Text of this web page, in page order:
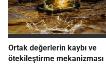
Ortak değerlerin kaybı ve
ötekileştirme mekanizması